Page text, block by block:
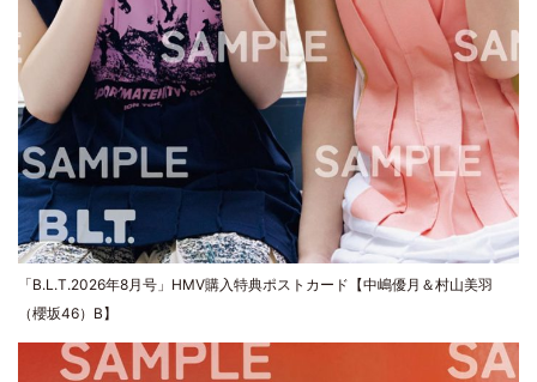
「B.L.T.2026年8月号」HMV購入特典ポストカード【中嶋優月＆村山美羽
（櫻坂46）B】